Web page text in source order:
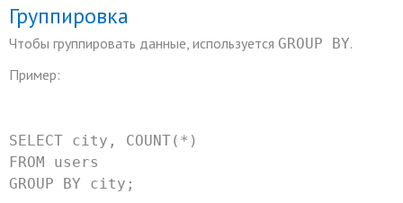
Группировка
Чтобы группировать данные, используется GROUP BY.
Пример:
SELECT city, COUNT( * )
FROM
users
GROUP
BY city;